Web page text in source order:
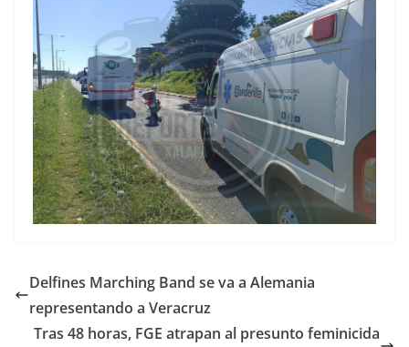
Delfines Marching Band se va a Alemania
representando a Veracruz
Tras 48 horas, FGE atrapan al presunto feminicida